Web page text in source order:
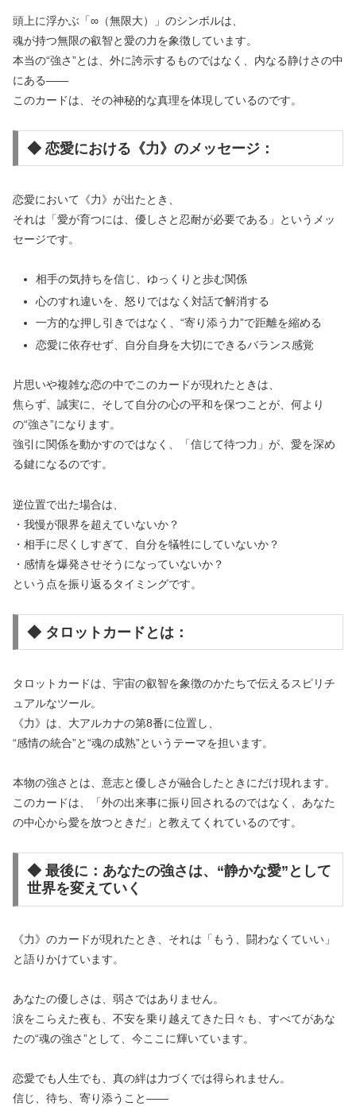
頭上に浮かぶ「∞（無限大）」のシンボルは、
魂が持つ無限の叡智と愛の力を象徴しています。
本当の“強さ”とは、外に誇示するものではなく、内なる静けさの中
にある――
このカードは、その神秘的な真理を体現しているのです。
◆ 恋愛における《力》のメッセージ：
恋愛において《力》が出たとき、
それは「愛が育つには、優しさと忍耐が必要である」というメッ
セージです。
相手の気持ちを信じ、ゆっくりと歩む関係
心のすれ違いを、怒りではなく対話で解消する
一方的な押し引きではなく、“寄り添う力”で距離を縮める
恋愛に依存せず、自分自身を大切にできるバランス感覚
片思いや複雑な恋の中でこのカードが現れたときは、
焦らず、誠実に、そして自分の心の平和を保つことが、何より
の“強さ”になります。
強引に関係を動かすのではなく、「信じて待つ力」が、愛を深め
る鍵になるのです。
逆位置で出た場合は、
・我慢が限界を超えていないか？
・相手に尽くしすぎて、自分を犠牲にしていないか？
・感情を爆発させそうになっていないか？
という点を振り返るタイミングです。
◆ タロットカードとは：
タロットカードは、宇宙の叡智を象徴のかたちで伝えるスピリチ
ュアルなツール。
《力》は、大アルカナの第8番に位置し、
“感情の統合”と“魂の成熟”というテーマを担います。
本物の強さとは、意志と優しさが融合したときにだけ現れます。
このカードは、「外の出来事に振り回されるのではなく、あなた
の中心から愛を放つときだ」と教えてくれているのです。
◆ 最後に：あなたの強さは、“静かな愛”として
世界を変えていく
《力》のカードが現れたとき、それは「もう、闘わなくていい」
と語りかけています。
あなたの優しさは、弱さではありません。
涙をこらえた夜も、不安を乗り越えてきた日々も、すべてがあな
たの“魂の強さ”として、今ここに輝いています。
恋愛でも人生でも、真の絆は力づくでは得られません。
信じ、待ち、寄り添うこと――